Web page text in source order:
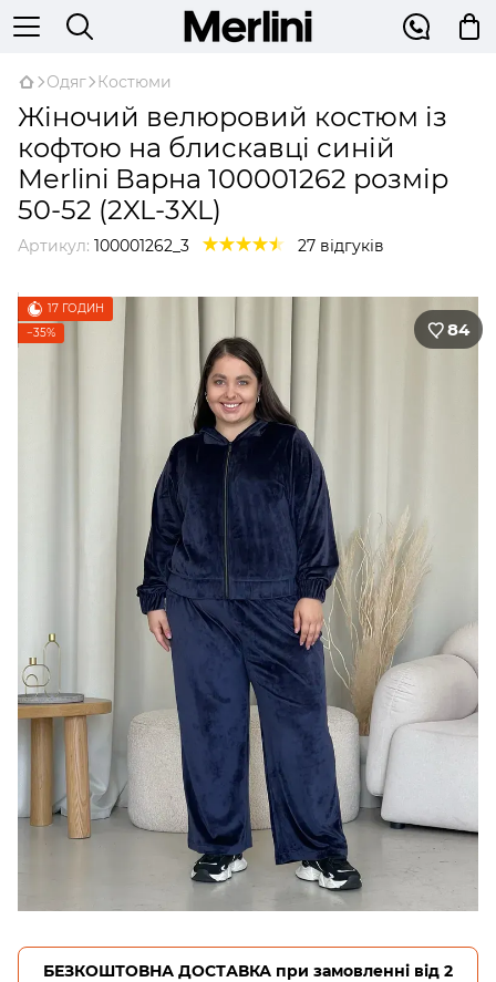
Одяг Костюми
Жіночий велюровий костюм із
кофтою на блискавці синій
Merlini Варна 100001262 розмір
50-52 (2XL-3XL)
Артикул: 100001262_3 27 відгуків
17 ГОДИН
−35%
84
БЕЗКОШТОВНА ДОСТАВКА при замовленні від 2